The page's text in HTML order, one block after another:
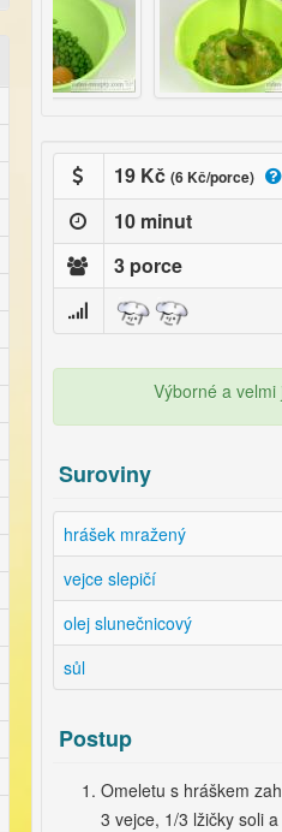
19 Kč (6 Kč/porce)
10 minut
3 porce
Výborné a
Suroviny
hrášek mražený
vejce slepičí
olej slunečnicový
sůl
Postup
Omeletu s hráškem
3 vejce, 1/3 lžičky soli